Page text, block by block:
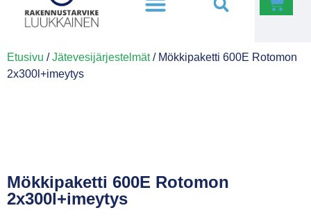
Etusivu /Jätevesijärjestelmät/ Mökkipaketti 600E Rotomon
2x300l+imeytys
Mökkipaketti 600E Rotomon
2x300l+imeytys